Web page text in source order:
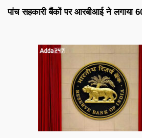
पांच सहकारी बैंकों पर आरबीआई ने लगाया